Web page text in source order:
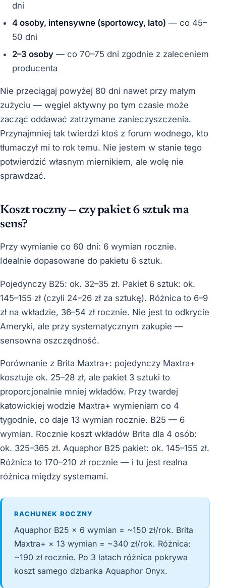
dni
4 osoby, intensywne (sportowcy, lato) — co 45–
50 dni
2–3 osoby — co 70–75 dni zgodnie z zaleceniem
producenta
Nie przeciągaj powyżej 80 dni nawet przy małym
zużyciu — węgiel aktywny po tym czasie może
zacząć oddawać zatrzymane zanieczyszczenia.
Przynajmniej tak twierdzi ktoś z forum wodnego, kto
tłumaczył mi to rok temu. Nie jestem w stanie tego
potwierdzić własnym miernikiem, ale wolę nie
sprawdzać.
Koszt roczny — czy pakiet 6 sztuk ma
sens?
Przy wymianie co 60 dni: 6 wymian rocznie.
Idealnie dopasowane do pakietu 6 sztuk.
Pojedynczy B25: ok. 32–35 zł. Pakiet 6 sztuk: ok.
145–155 zł (czyli 24–26 zł za sztukę). Różnica to 6–9
zł na wkładzie, 36–54 zł rocznie. Nie jest to odkrycie
Ameryki, ale przy systematycznym zakupie —
sensowna oszczędność.
Porównanie z Brita Maxtra+: pojedynczy Maxtra+
kosztuje ok. 25–28 zł, ale pakiet 3 sztuki to
proporcjonalnie mniej wkładów. Przy twardej
katowickiej wodzie Maxtra+ wymieniam co 4
tygodnie, co daje 13 wymian rocznie. B25 — 6
wymian. Rocznie koszt wkładów Brita dla 4 osób:
ok. 325–365 zł. Aquaphor B25 pakiet: ok. 145–155 zł.
Różnica to 170–210 zł rocznie — i tu jest realna
różnica między systemami.
RACHUNEK ROCZNY
Aquaphor B25 × 6 wymian = ~150 zł/rok. Brita
Maxtra+ × 13 wymian = ~340 zł/rok. Różnica:
~190 zł rocznie. Po 3 latach różnica pokrywa
koszt samego dzbanka Aquaphor Onyx.